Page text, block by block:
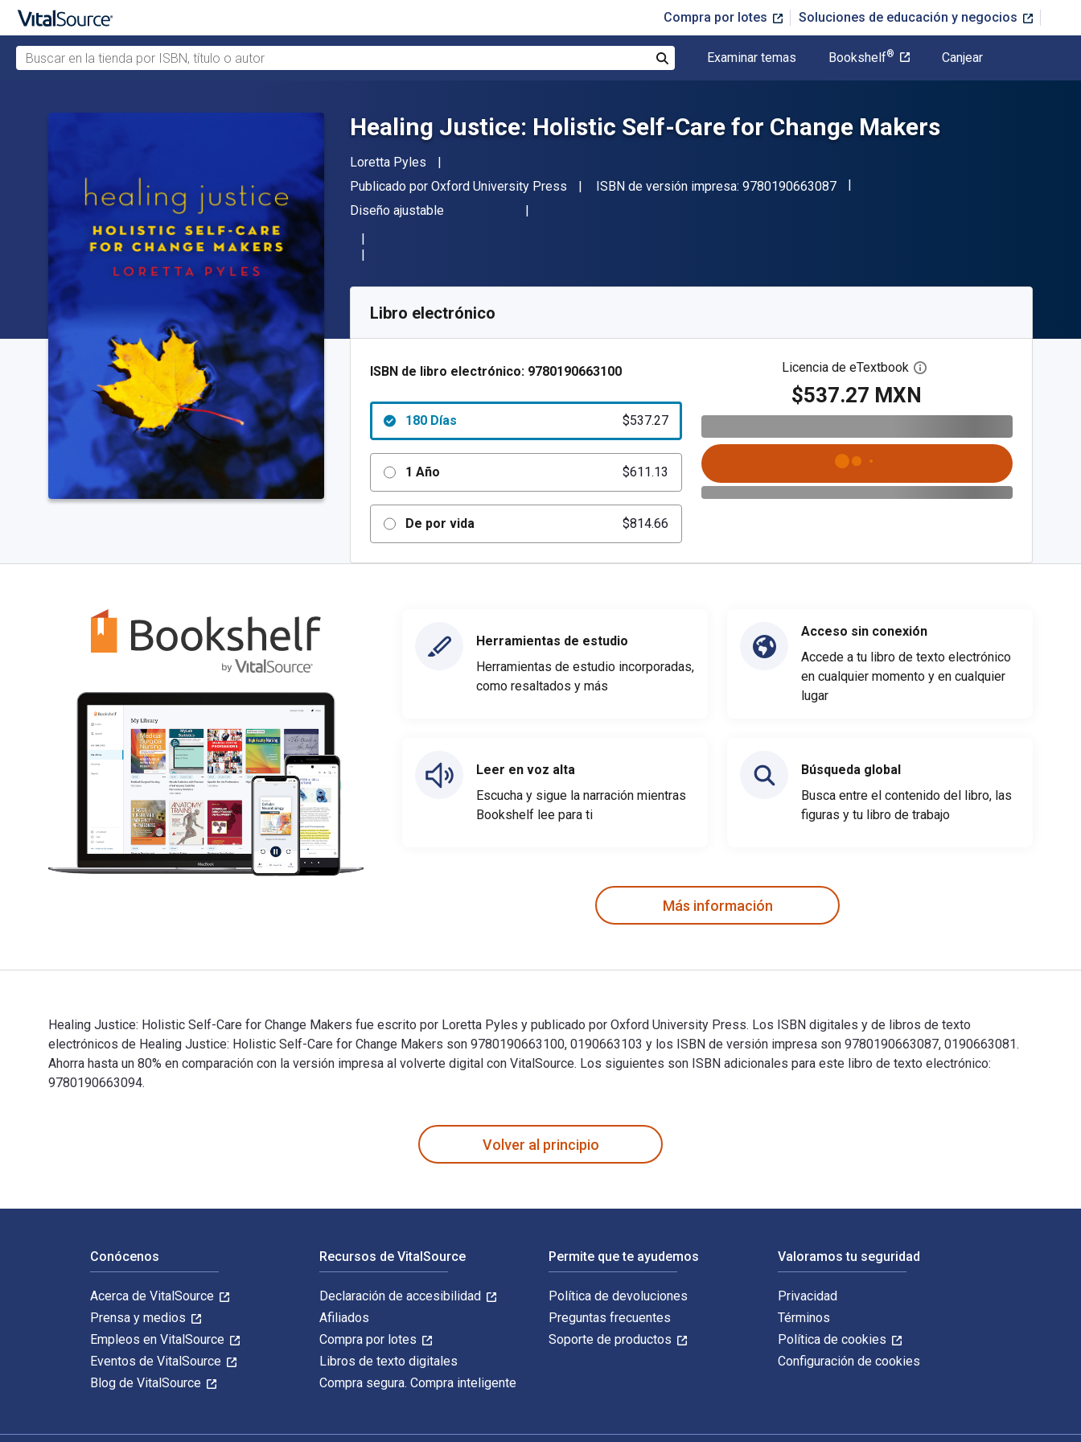
Compra por lotes Soluciones de educación y negocios
Buscar en la tienda por ISBN, título o autor
Examinar temas Bookshelf® Canjear
Healing Justice: Holistic Self-Care for Change Makers
Autor(es)
Loretta Pyles
Editor
Publicado por Oxford University Press ISBN de versión impresa: 9780190663087"ISBN-13 9780190663087"
Formato
Diseño ajustable
SKU:
Libro electrónico
ISBN de libro electrónico: 9780190663100
180 Días $537.27
1 Año $611.13
De por vida $814.66
Licencia de eTextbook Abre el cuadro de diálogo
$537.27 MXN
Herramientas de estudio
Herramientas de estudio incorporadas,
como resaltados y más
Leer en voz alta
Escucha y sigue la narración mientras
Bookshelf lee para ti
Acceso sin conexión
Accede a tu libro de texto electrónico
en cualquier momento y en cualquier
lugar
Búsqueda global
Busca entre el contenido del libro, las
figuras y tu libro de trabajo
Más información
Healing Justice: Holistic Self-Care for Change Makers fue escrito por Loretta Pyles y publicado por Oxford University Press. Los ISBN digitales y de libros de texto
electrónicos de Healing Justice: Holistic Self-Care for Change Makers son 9780190663100, 0190663103 y los ISBN de versión impresa son 9780190663087, 0190663081.
Ahorra hasta un 80% en comparación con la versión impresa al volverte digital con VitalSource. Los siguientes son ISBN adicionales para este libro de texto electrónico:
9780190663094.
Volver al principio
Conócenos
Acerca de VitalSource
Prensa y medios
Empleos en VitalSource
Eventos de VitalSource
Blog de VitalSource
Recursos de VitalSource
Declaración de accesibilidad
Afiliados
Compra por lotes
Libros de texto digitales
Compra segura. Compra inteligente
Permite que te ayudemos
Política de devoluciones
Preguntas frecuentes
Soporte de productos
Valoramos tu seguridad
Privacidad
Términos
Política de cookies
Configuración de cookies